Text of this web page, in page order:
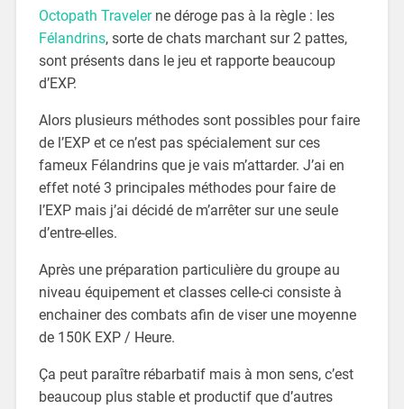
Octopath Travelerne déroge pas à la règle : les
Félandrins, sorte de chats marchant sur 2 pattes,
sont présents dans le jeu et rapporte beaucoup
d’EXP.
Alors plusieurs méthodes sont possibles pour faire
de l’EXP et ce n’est pas spécialement sur ces
fameux Félandrins que je vais m’attarder. J’ai en
effet noté 3 principales méthodes pour faire de
l’EXP mais j’ai décidé de m’arrêter sur une seule
d’entre-elles.
Après une préparation particulière du groupe au
niveau équipement et classes celle-ci consiste à
enchainer des combats afin de viser une moyenne
de 150K EXP / Heure.
Ça peut paraître rébarbatif mais à mon sens, c’est
beaucoup plus stable et productif que d’autres